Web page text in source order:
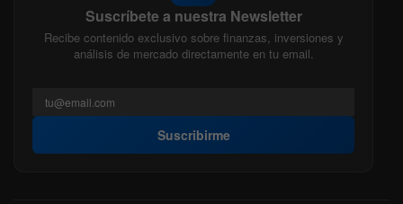
Suscríbete a nuestra Newsletter
Recibe contenido exclusivo sobre finanzas, inversiones y
análisis de mercado directamente en tu email.
Suscribirme